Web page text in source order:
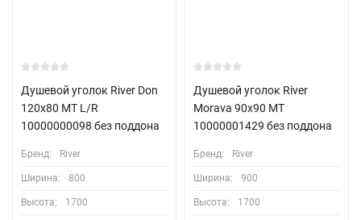
Душевой уголок River Don
120x80 МТ L/R
10000000098 без поддона
Бренд: River
Ширина: 800
Высота: 1700
Душевой уголок River
Morava 90x90 МТ
10000001429 без поддона
Бренд: River
Ширина: 900
Высота: 1700